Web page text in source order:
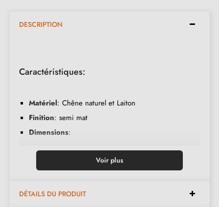
DESCRIPTION
Caractéristiques:
Matériel: Chêne naturel et Laiton
Finition: semi mat
Dimensions:
Voir plus
DÉTAILS DU PRODUIT